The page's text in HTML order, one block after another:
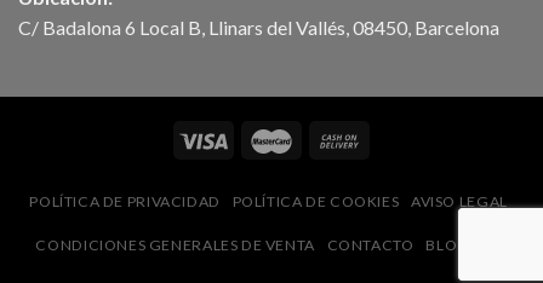
C/ Badalona 6 Local B, Llinars del Vallés, 08450, Barcelona
POLÍTICA DE PRIVACIDAD POLÍTICA DE COOKIES AVISO LEGAL
CONDICIONES GENERALES DE VENTA CONTACTO BLOG